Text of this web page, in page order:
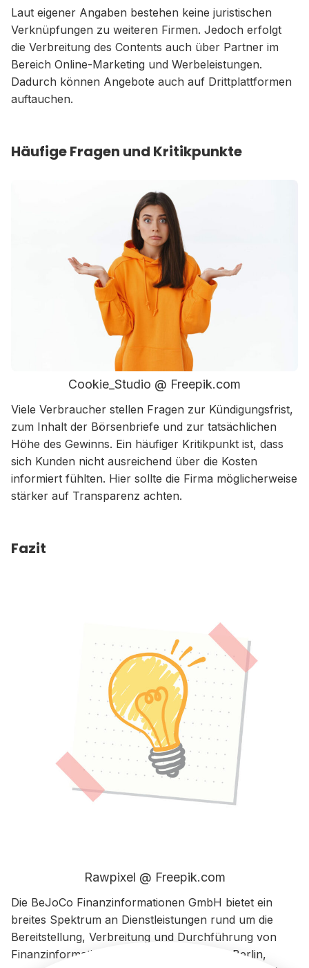
Laut eigener Angaben bestehen keine juristischen
Verknüpfungen zu weiteren Firmen. Jedoch erfolgt
die Verbreitung des Contents auch über Partner im
Bereich Online-Marketing und Werbeleistungen.
Dadurch können Angebote auch auf Drittplattformen
auftauchen.
Häufige Fragen und Kritikpunkte
Cookie_Studio @ Freepik.com
Viele Verbraucher stellen Fragen zur Kündigungsfrist,
zum Inhalt der Börsenbriefe und zur tatsächlichen
Höhe des Gewinns. Ein häufiger Kritikpunkt ist, dass
sich Kunden nicht ausreichend über die Kosten
informiert fühlten. Hier sollte die Firma möglicherweise
stärker auf Transparenz achten.
Fazit
Rawpixel @ Freepik.com
Die BeJoCo Finanzinformationen GmbH bietet ein
breites Spektrum an Dienstleistungen rund um die
Bereitstellung, Verbreitung und Durchführung von
Finanzinformationen. Die Firma mit Sitz in Berlin,